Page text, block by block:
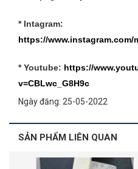
* Intagram:
https://
* Youtube: https://
v=CBLwc_G8H9c
Ngày đăng: 25-05-2022
SẢN PHẨM LIÊN QUAN